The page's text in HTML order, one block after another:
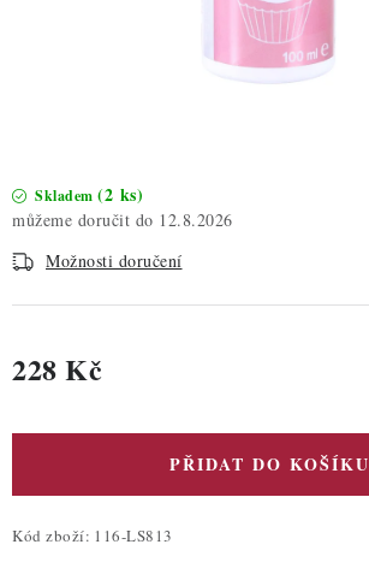
Nepřevzetí zásilky na dobírku
Hodnocení obchodu
Podmínky ochrany osobních údajů
Skladem (2 ks)
12.8.2026
Možnosti doručení
228 Kč
PŘIDAT DO KOŠÍKU
Kód zboží: 116-LS813